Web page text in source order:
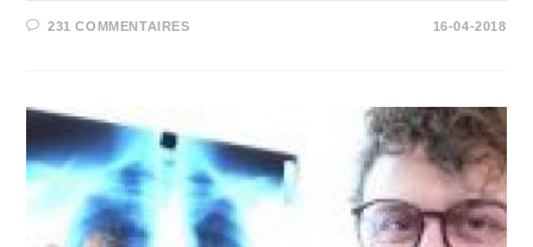
231 COMMENTAIRES 16-04-2018